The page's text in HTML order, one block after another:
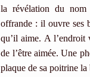
la révélation du nom
offrande : il ouvre ses
qu’il aime. A l’endroit
de l’être aimée. Une
plaque de sa poitrine